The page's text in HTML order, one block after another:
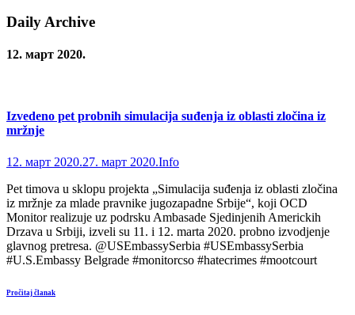
Daily Archive
12. март 2020.
Izvedeno pet probnih simulacija suđenja iz oblasti zločina iz
mržnje
12. март 2020.27. март 2020.Info
Pet timova u sklopu projekta „Simulacija suđenja iz oblasti zločina
iz mržnje za mlade pravnike jugozapadne Srbije“, koji OCD
Monitor realizuje uz podrsku Ambasade Sjedinjenih Americkih
Drzava u Srbiji, izveli su 11. i 12. marta 2020. probno izvodjenje
glavnog pretresa. @USEmbassySerbia #USEmbassySerbia
#U.S.Embassy Belgrade #monitorcso #hatecrimes #mootcourt
Pročitaj članak